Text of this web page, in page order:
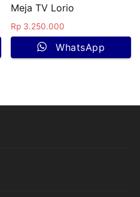
Meja TV Lorio
Rp 3.250.000
WhatsApp